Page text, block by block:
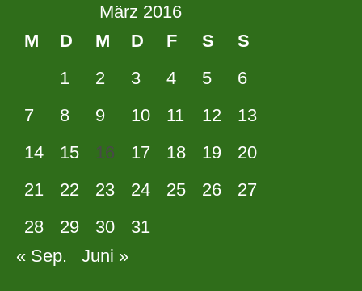
März 2016
M
D M D F S
S
1
2 3 4 5
6
7
8 9 10 11 12
13
14
15 16 17 18 19
20
21
22 23 24 25 26
27
28
29 30
31
« Sep.
Juni »